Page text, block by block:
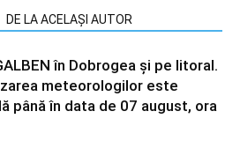
DE LA ACELAȘI AUTOR
în Dobrogea și pe litoral.
meteorologilor este
până în data de 07 august, ora